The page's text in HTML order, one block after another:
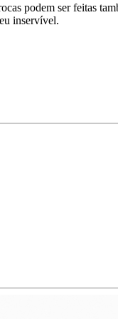
podem ser feitas
inservível.